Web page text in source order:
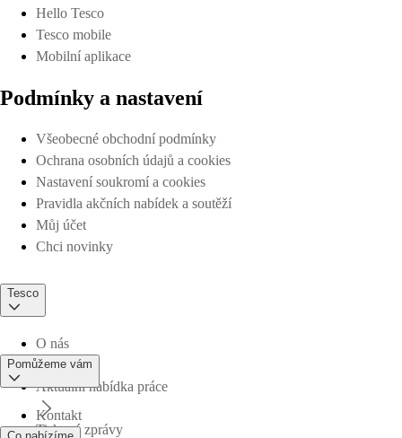
Hello Tesco
Tesco mobile
Mobilní aplikace
Podmínky a nastavení
Všeobecné obchodní podmínky
Ochrana osobních údajů a cookies
Nastavení soukromí a cookies
Pravidla akčních nabídek a soutěží
Můj účet
Chci novinky
Tesco
O nás
Aktuální nabídka práce
Tiskové zprávy
Pomůžeme vám
Kontakt